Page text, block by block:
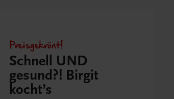
Preisgekrönt!
Schnell UND
gesund?! Birgit
kocht’s